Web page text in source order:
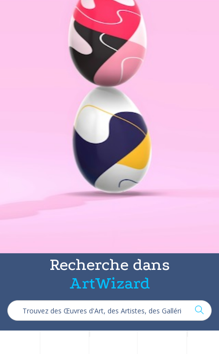
Recherche dans
ArtWizard